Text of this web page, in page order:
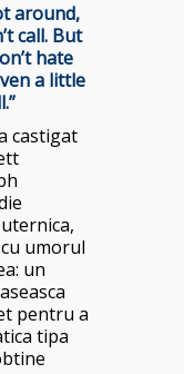
around,
call. But
hate
a little
castigat
umorul
un
pentru a
tipa